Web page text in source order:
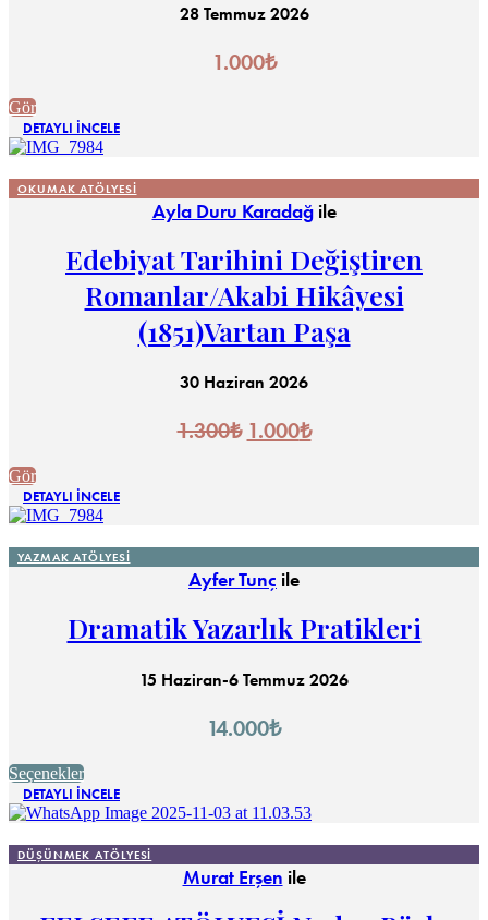
28 Temmuz 2026
1.000₺
Gör
DETAYLI İNCELE
OKUMAK ATÖLYESI
Ayla Duru Karadağile
Edebiyat Tarihini Değiştiren
Romanlar/Akabi Hikâyesi
(1851)Vartan Paşa
30 Haziran 2026
1.300₺ Orijinal
1.000₺Şu
Gör
DETAYLI İNCELE
YAZMAK ATÖLYESI
Ayfer Tunç ile
Dramatik Yazarlık Pratikleri
15 Haziran-6 Temmuz 2026
14.000₺
SeçeneklerBu
ürünün
birden
varyasyonu
var.
DETAYLI İNCELE
DÜŞÜNMEK ATÖLYESI
Murat Erşen ile